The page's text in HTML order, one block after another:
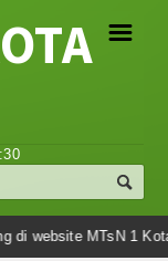
☰
di website MTsN 1 Kota